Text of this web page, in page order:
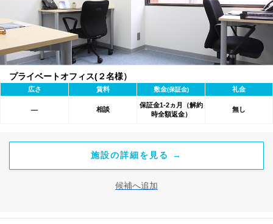
プライベートオフィス(２名様）
広さ 賃料 敷金(保証金) 礼金
― 相談
保証金1-2ヵ月（解約
時全額返金）
無し
施設の詳細を見る →
候補へ追加